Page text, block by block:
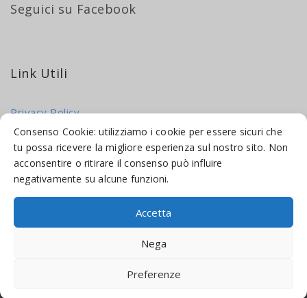
Consenso Cookie: utilizziamo i cookie per essere sicuri che
tu possa ricevere la migliore esperienza sul nostro sito. Non
acconsentire o ritirare il consenso può influire
negativamente su alcune funzioni.
Accetta
Nega
Preferenze
Seguici su Facebook
Link Utili
Privacy Policy
Cookie Policy
MADE WEB SOLUTIONS